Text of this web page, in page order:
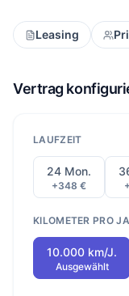
Leasing
Vertrag
LAUFZEIT
24 Mon.
+348 €
KILOMETER PRO
10.000 km/J.
Ausgewählt